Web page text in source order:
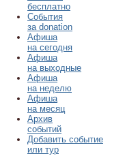
бесплатно
События
за donation
Афиша
на сегодня
Афиша
на выходные
Афиша
на неделю
Афиша
на месяц
Архив
событий
Добавить событие
или тур